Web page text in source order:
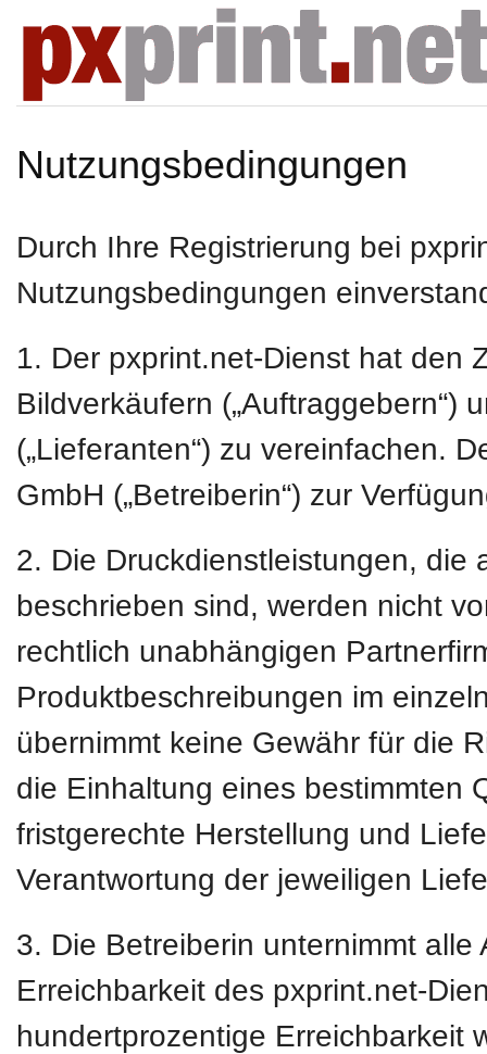
Nutzungsbedingungen
Durch Ihre Registrierung bei
Nutzungsbedingungen
1. Der pxprint.net-Dienst hat den
Bildverkäufern („Auftraggebern“)
(„Lieferanten“) zu vereinfachen.
GmbH („Betreiberin“) zur
2. Die Druckdienstleistungen, die
beschrieben sind, werden nicht
rechtlich unabhängigen
Produktbeschreibungen im
übernimmt keine Gewähr für die
die Einhaltung eines bestimmten
fristgerechte Herstellung und
Verantwortung der jeweiligen
3. Die Betreiberin unternimmt
Erreichbarkeit des pxprint.net-
hundertprozentige Erreichbarkeit